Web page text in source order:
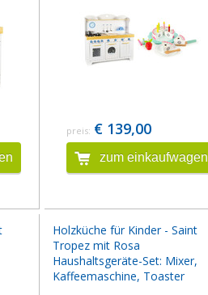
preis: € 139,00
zum einkaufwagen
Holzküche für Kinder - Saint
Tropez mit Rosa
Haushaltsgeräte-Set: Mixer,
Kaffeemaschine, Toaster